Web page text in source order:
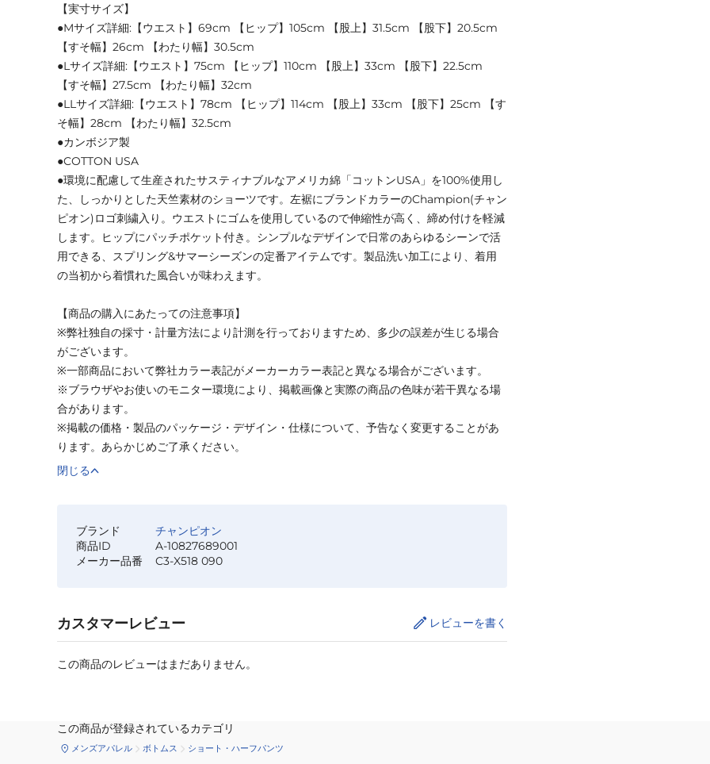
【実寸サイズ】
●Mサイズ詳細:【ウエスト】69cm 【ヒップ】105cm 【股上】31.5cm 【股下】20.5cm
【すそ幅】26cm 【わたり幅】30.5cm
●Lサイズ詳細:【ウエスト】75cm 【ヒップ】110cm 【股上】33cm 【股下】22.5cm
【すそ幅】27.5cm 【わたり幅】32cm
●LLサイズ詳細:【ウエスト】78cm 【ヒップ】114cm 【股上】33cm 【股下】25cm 【す
そ幅】28cm 【わたり幅】32.5cm
●カンボジア製
●COTTON USA
●環境に配慮して生産されたサスティナブルなアメリカ綿「コットンUSA」を100%使用し
た、しっかりとした天竺素材のショーツです。左裾にブランドカラーのChampion(チャン
ピオン)ロゴ刺繍入り。ウエストにゴムを使用しているので伸縮性が高く、締め付けを軽減
します。ヒップにパッチポケット付き。シンプルなデザインで日常のあらゆるシーンで活
用できる、スプリング&サマーシーズンの定番アイテムです。製品洗い加工により、着用
の当初から着慣れた風合いが味わえます。
【商品の購入にあたっての注意事項】
※弊社独自の採寸・計量方法により計測を行っておりますため、多少の誤差が生じる場合
がございます。
※一部商品において弊社カラー表記がメーカーカラー表記と異なる場合がございます。
※ブラウザやお使いのモニター環境により、掲載画像と実際の商品の色味が若干異なる場
合があります。
※掲載の価格・製品のパッケージ・デザイン・仕様について、予告なく変更することがあ
ります。あらかじめご了承ください。
閉じる
ブランド
チャンピオン
商品ID
A-10827689001
メーカー品番
C3-X518 090
カスタマーレビュー レビューを書く
この商品のレビューはまだありません。
この商品が登録されているカテゴリ
メンズアパレル ボトムス ショート・ハーフパンツ